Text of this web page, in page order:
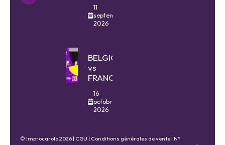
11
septembre
2026
BELGIQUE
vs
FRANCE
16
octobre
2026
© Improcarolo 2026 | CGU | Conditions générales de vente | N°